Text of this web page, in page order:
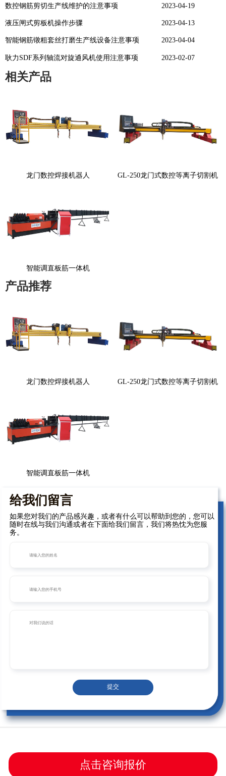
数控钢筋剪切生产线维护的注意事项 2023-04-19
液压闸式剪板机操作步骤 2023-04-13
智能钢筋镦粗套丝打磨生产线设备注意事项 2023-04-04
耿力SDF系列轴流对旋通风机使用注意事项 2023-02-07
相关产品
龙门数控焊接机器人 GL-250龙门式数控等离子切割机
智能调直板筋一体机
产品推荐
龙门数控焊接机器人 GL-250龙门式数控等离子切割机
智能调直板筋一体机
给我们留言
如果您对我们的产品感兴趣，或者有什么可以帮助到您的，您可以
随时在线与我们沟通或者在下面给我们留言，我们将热忱为您服
务。
提交
点击咨询报价